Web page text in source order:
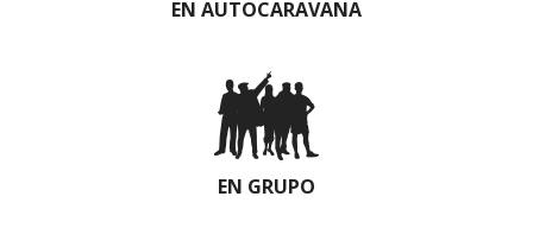
EN AUTOCARAVANA
EN GRUPO